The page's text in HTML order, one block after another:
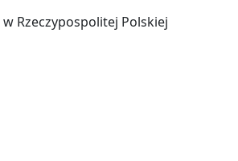
Rzeczypospolitej Polskiej